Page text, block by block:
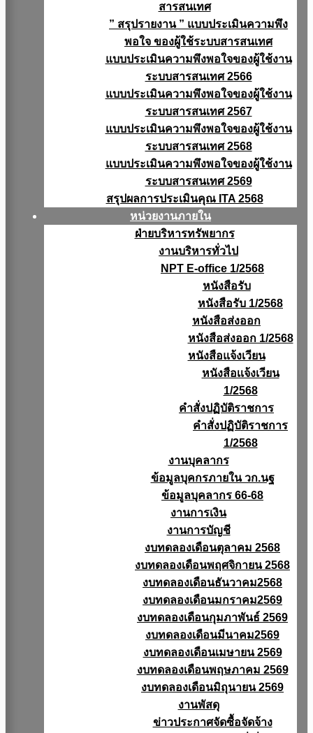
สารสนเทศ
” สรุปรายงาน ” แบบประเมินความพึง
พอใจ ของผู้ใช้ระบบสารสนเทศ
แบบประเมินความพึงพอใจของผู้ใช้งาน
ระบบสารสนเทศ 2566
แบบประเมินความพึงพอใจของผู้ใช้งาน
ระบบสารสนเทศ 2567
แบบประเมินความพึงพอใจของผู้ใช้งาน
ระบบสารสนเทศ 2568
แบบประเมินความพึงพอใจของผู้ใช้งาน
ระบบสารสนเทศ 2569
สรุปผลการประเมินคุณ ITA 2568
หน่วยงานภายใน
ฝ่ายบริหารทรัพยากร
งานบริหารทั่วไป
NPT E-office 1/2568
หนังสือรับ
หนังสือรับ 1/2568
หนังสือส่งออก
หนังสือส่งออก 1/2568
หนังสือแจ้งเวียน
หนังสือเเจ้งเวียน
1/2568
คำสั่งปฏิบัติราชการ
คำสั่งปฏิบัติราชการ
1/2568
งานบุคลากร
ข้อมูลบุคกรภายใน วก.นฐ
ข้อมูลบุคลากร 66-68
งานการเงิน
งานการบัญชี
งบทดลองเดือนตุลาคม 2568
งบทดลองเดือนพฤศจิกายน 2568
งบทดลองเดือนธันวาคม2568
งบทดลองเดือนมกราคม2569
งบทดลองเดือนกุมภาพันธ์ 2569
งบทดลองเดือนมีนาคม2569
งบทดลองเดือนเมษายน 2569
งบทดลองเดือนพฤษภาคม 2569
งบทดลองเดือนมิถุนายน 2569
งานพัสดุ
ข่าวประกาศจัดซื้อจัดจ้าง